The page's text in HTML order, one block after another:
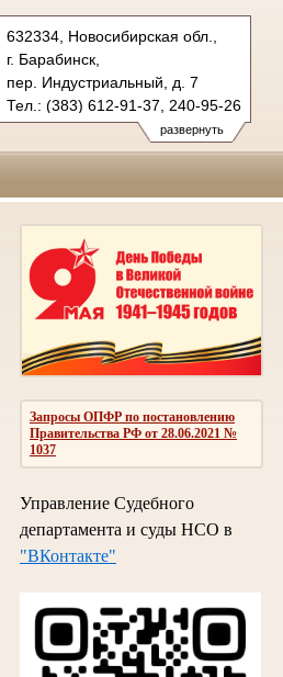
развернуть
632334, Новосибирская обл.,
г. Барабинск,
пер. Индустриальный, д. 7
Тел.: (383) 612-91-37, 240-95-26
barabinsky.nsk@sudrf.ru
Запросы ОПФР по постановлению
Правительства РФ от 28.06.2021 №
1037
Управление Судебного
департамента и суды НСО в
"ВКонтакте"